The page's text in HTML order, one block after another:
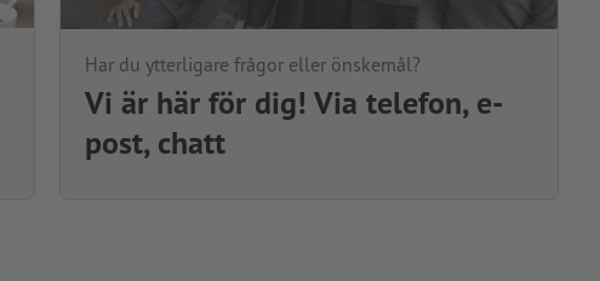
Har du ytterligare frågor eller önskemål?
Vi är här för dig! Via telefon, e-
post, chatt